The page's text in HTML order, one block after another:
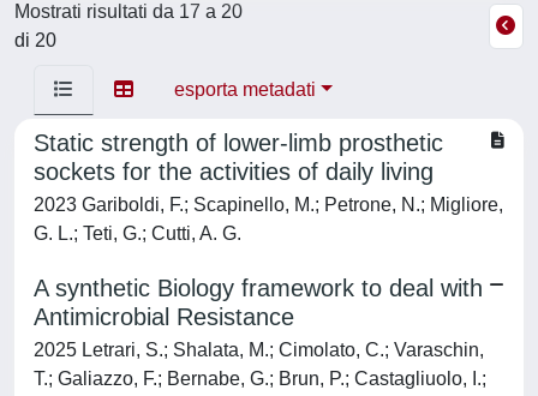
Mostrati risultati da 17 a 20
di 20
esporta metadati
Static strength of lower-limb prosthetic
sockets for the activities of daily living
2023 Gariboldi, F.; Scapinello, M.; Petrone, N.; Migliore,
G. L.; Teti, G.; Cutti, A. G.
A synthetic Biology framework to deal with
Antimicrobial Resistance
2025 Letrari, S.; Shalata, M.; Cimolato, C.; Varaschin,
T.; Galiazzo, F.; Bernabe, G.; Brun, P.; Castagliuolo, I.;